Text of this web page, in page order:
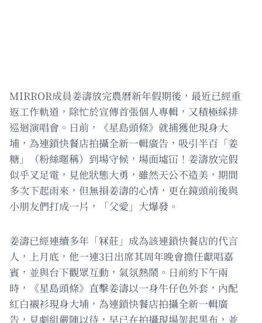
MIRROR成員姜濤放完農曆新年假期後，最近已經重
返工作軌道，除忙於宣傳首張個人專輯，又積極綵排
巡迴演唱會。日前，《星島頭條》就捕獲他現身大
埔，為連鎖快餐店拍攝全新一輯廣告，吸引半百「姜
糖」（粉絲暱稱）到場守候，場面墟冚！姜濤放完假
似乎叉足電，見他狀態大勇，雖然天公不造美，期間
多次下起雨來，但無損姜濤的心情，更在鏡頭前後與
小朋友們打成一片，「父愛」大爆發。
姜濤已經連續多年「冧莊」成為該連鎖快餐店的代言
人，上月底，他一連3日出席其周年晚會擔任獻唱嘉
賓，並與台下觀眾互動，氣氛熱鬧。日前約下午兩
時，《星島頭條》直擊姜濤以一身牛仔色外套，內配
紅白襯衫現身大埔，為連鎖快餐店拍攝全新一輯廣
告，見劇組嚴陣以待，早已在拍攝現場架起黑布，並